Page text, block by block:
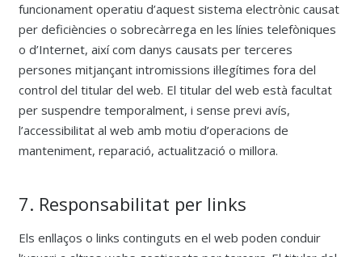
funcionament operatiu d’aquest sistema electrònic causat
per deficiències o sobrecàrrega en les línies telefòniques
o d’Internet, així com danys causats per terceres
persones mitjançant intromissions il·legítimes fora del
control del titular del web. El titular del web està facultat
per suspendre temporalment, i sense previ avís,
l’accessibilitat al web amb motiu d’operacions de
manteniment, reparació, actualització o millora.
7. Responsabilitat per links
Els enllaços o links continguts en el web poden conduir